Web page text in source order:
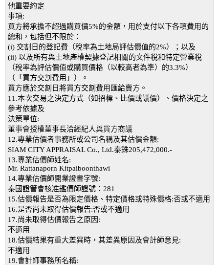
他重要約定
事項:
買方將承擔不超過購買價5%的金額，用於支付以下各項費用的
總和，包括但不限於：
(i) 交割日的登記費（稅率為土地局評估價值的2%）；以及
(ii) 以及所有與土地產權契據登記相關的文件稅和特定營業稅
（稅率為評估價值或購買價格（以較高者為準）的3.3%）
（「買方交割費用」）。
買方應於交割日將買方交割費用匯給賣方。
11.本次交易之決定方式（如招標、比價或議價）、價格決定之
參考依據及
決策單位:
董事會授權董事長洽經紀人與買方商議
12.專業估價者事務所或公司名稱及其估價金額:
SIAM CITY APPRAISAL Co., Ltd.泰銖205,472,000.-
13.專業估價師姓名:
Mr. Rattanaporn Kitpaiboonthawi
14.專業估價師開業證書字號:
泰國證管會核准鑑價師證號：281
15.估價報告是否為限定價格、特定價格或特殊價格:否或不適用
16.是否尚未取得估價報告:否或不適用
17.尚未取得估價報告之原因:
不適用
18.估價結果有重大差異時，其差異原因及會計師意見:
不適用
19.會計師事務所名稱: